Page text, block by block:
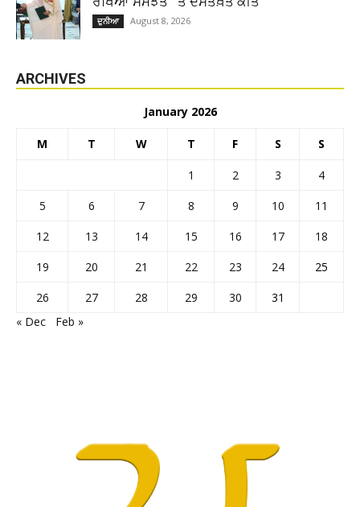
ਦੁਨੀਆ August 8, 2026
ARCHIVES
January 2026
M T W T F S S
1 2 3
4
5
6 7 8 9 10
11
12
13 14 15 16 17
18
19
20 21 22 23 24
25
26
27 28 29 30
31
« Dec
Feb »